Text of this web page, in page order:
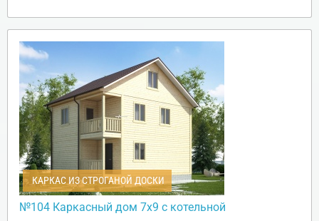
КАРКАС ИЗ СТРОГАНОЙ ДОСКИ
№104 Каркасный дом 7х9 с котельной